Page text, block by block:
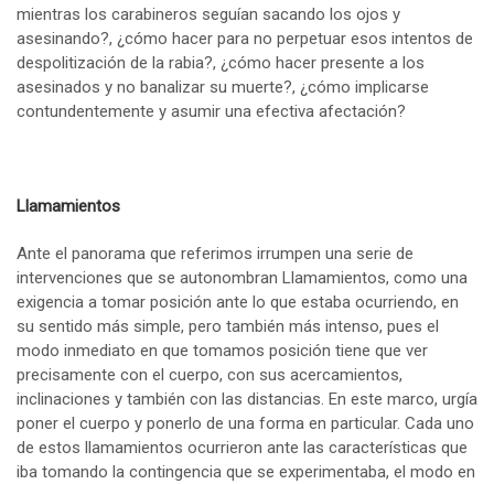
mientras los carabineros seguían sacando los ojos y
asesinando?, ¿cómo hacer para no perpetuar esos intentos de
despolitización de la rabia?, ¿cómo hacer presente a los
asesinados y no banalizar su muerte?, ¿cómo implicarse
contundentemente y asumir una efectiva afectación?
Llamamientos
Ante el panorama que referimos irrumpen una serie de
intervenciones que se autonombran Llamamientos, como una
exigencia a tomar posición ante lo que estaba ocurriendo, en
su sentido más simple, pero también más intenso, pues el
modo inmediato en que tomamos posición tiene que ver
precisamente con el cuerpo, con sus acercamientos,
inclinaciones y también con las distancias. En este marco, urgía
poner el cuerpo y ponerlo de una forma en particular. Cada uno
de estos llamamientos ocurrieron ante las características que
iba tomando la contingencia que se experimentaba, el modo en